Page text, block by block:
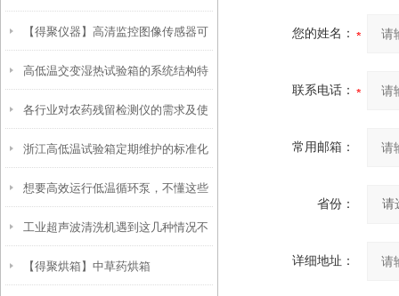
问题不要慌！
【得聚仪器】高清监控图像传感器可
在得聚防潮箱储存
高低温交变湿热试验箱的系统结构特
点介绍
各行业对农药残留检测仪的需求及使
用情况了解
浙江高低温试验箱定期维护的标准化
流程解析
想要高效运行低温循环泵，不懂这些
可不行
工业超声波清洗机遇到这几种情况不
要慌！
【得聚烘箱】中草药烘箱
您的姓名：
联系电话：
常用邮箱：
省份：
详细地址：